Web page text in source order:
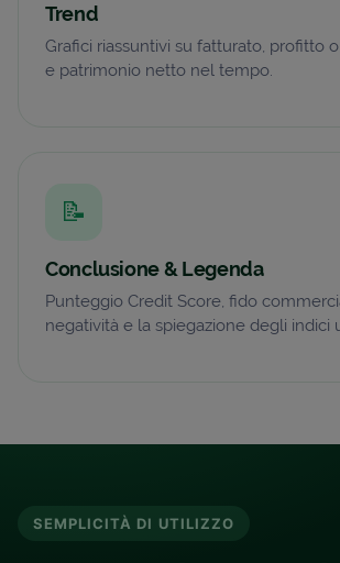
Trend
Grafici riassuntivi su fatturato, profitto
e patrimonio netto nel tempo.
📝
Conclusione & Legenda
Punteggio Credit Score, fido
negatività e la spiegazione degli indici
SEMPLICITÀ DI UTILIZZO